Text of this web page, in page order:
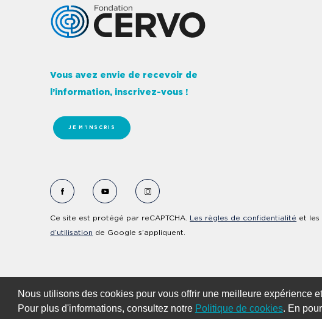
Nous utilisons des cookies pour vous offrir une meilleure expérience
Pour plus d'informations, consultez notre Politique de cookies. En
Logo Fondation Cervo
Vous avez envie de recevoir de
l’information, inscrivez-vous !
JE M'INSCRIS
Voir le Facebook de Fondation Cervo
Voir le YouTube de Fondation Cervo
Voir le Instagram de Fondation Cervo
Ce site est protégé par reCAPTCHA. Les règles de confidentialité et les
d’utilisation de Google s’appliquent.